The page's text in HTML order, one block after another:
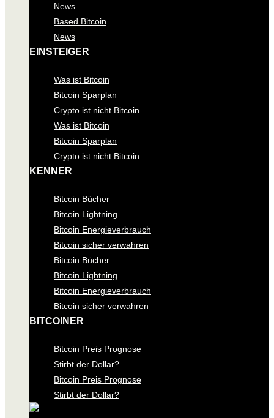
News
Based Bitcoin
News
EINSTEIGER
Was ist Bitcoin
Bitcoin Sparplan
Crypto ist nicht Bitcoin
Was ist Bitcoin
Bitcoin Sparplan
Crypto ist nicht Bitcoin
KENNER
Bitcoin Bücher
Bitcoin Lightning
Bitcoin Energieverbrauch
Bitcoin sicher verwahren
Bitcoin Bücher
Bitcoin Lightning
Bitcoin Energieverbrauch
Bitcoin sicher verwahren
BITCOINER
Bitcoin Preis Prognose
Stirbt der Dollar?
Bitcoin Preis Prognose
Stirbt der Dollar?